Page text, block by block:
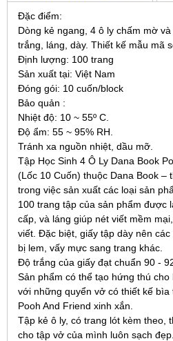
Đặc điểm:
Dòng kẻ ngang, 4 ô ly chấm mờ
trắng, láng, dày. Thiết kế mẫu mã
Định lượng: 100 trang
Sản xuất tại: Việt Nam
Đóng gói: 10 cuốn/block
Bảo quản :
Nhiệt độ: 10 ~ 55º C.
Độ ẩm: 55 ~ 95% RH.
Tránh xa nguồn nhiệt, dầu mỡ.
Tập Học Sinh 4 Ô Ly Dana Book
(Lốc 10 Cuốn) thuộc Dana Book –
trong việc sản xuất các loại sản
100 trang tập của sản phẩm được
cấp, và láng giúp nét viết mềm
viết. Đặc biệt, giấy tập dày nên
bị lem, vấy mực sang trang khác.
Độ trắng của giấy đạt chuẩn 90 -
Sản phẩm có thể tạo hứng thú
với những quyển vở có thiết kế bìa
Pooh And Friend xinh xắn.
Tập kẻ ô ly, có trang lót kèm theo,
cho tập vở của mình luôn sạch đẹp.